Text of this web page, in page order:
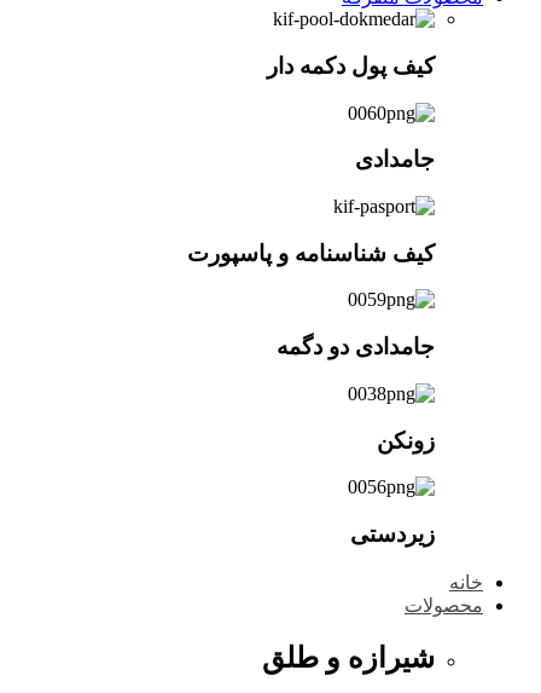
کیف پول دکمه دار
جامدادی
کیف شناسنامه و پاسپورت
جامدادی دو دگمه
زونکن
زیردستی
خانه
محصولات
شیرازه و طلق